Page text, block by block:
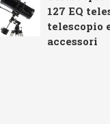
127 EQ
telescopio
accessori